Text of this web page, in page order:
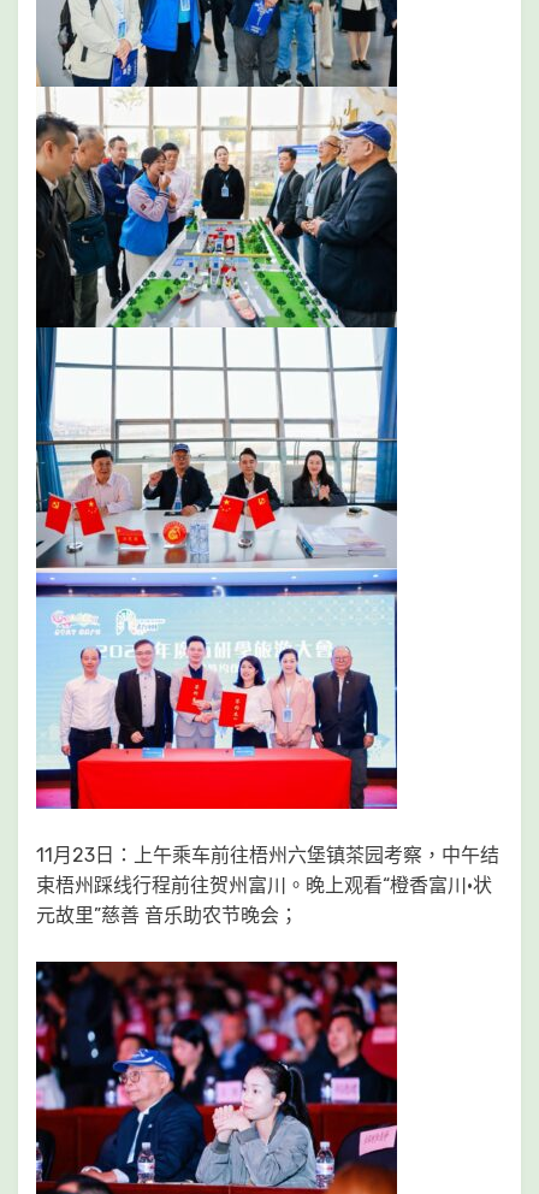
11月23日：上午乘车前往梧州六堡镇茶园考察，中午结
束梧州踩线行程前往贺州富川。晚上观看“橙香富川·状
元故里”慈善 音乐助农节晚会；